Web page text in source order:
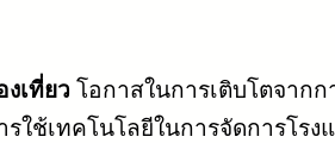
เที่ยว โอกาสในการเติบโตจาก
ใช้เทคโนโลยีในการจัดการโร